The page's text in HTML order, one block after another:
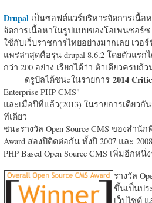
Drupalเป็นซอฟต์แวร์บริหารจัดการเนื้อหา
จัดการเนื้อหาในรูปแบบของโอเพนซอร์
ใช้กับเว็บราชการไทยอย่างมากเลย เว
แพร่ล่าสุดคือรุ่น drupal 8.6.2 โดยตัวแร
กว่า 200 อย่าง เรียกได้ว่า ตัวเดียวครบถ้
ดรูปัลได้ชนะในรายการ 2014
Enterprise PHP CMS"
และเมื่อปีที่แล้ว(2013) ในรายการเดียวกั
ทีเดียว
ชนะรางวัล Open Source CMS ของสำนัก
Award สองปีติดต่อกัน ทั้งปี 2007 และ
PHP Based Open Source CMS เพิ่มอีกหนึ่
รางวัล
ขึ้นเป็นปร
เว็บไซต์